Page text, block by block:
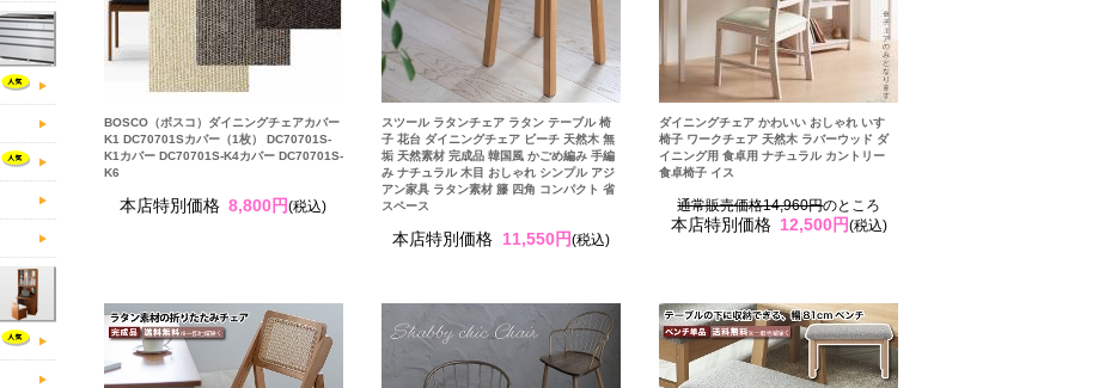
BOSCO（ボスコ）ダイニングチェアカバー
K1 DC70701Sカバー（1枚） DC70701S-
K1カバー DC70701S-K4カバー DC70701S-
K6
本店特別価格 8,800円(税込)
スツール ラタンチェア ラタン テーブル 椅
子 花台 ダイニングチェア ビーチ 天然木 無
垢 天然素材 完成品 韓国風 かごめ編み 手編
み ナチュラル 木目 おしゃれ シンプル アジ
アン家具 ラタン素材 籐 四角 コンパクト 省
スペース
本店特別価格 11,550円(税込)
ダイニングチェア かわいい おしゃれ いす
椅子 ワークチェア 天然木 ラバーウッド ダ
イニング用 食卓用 ナチュラル カントリー
食卓椅子 イス
通常販売価格14,960円のところ
本店特別価格 12,500円(税込)